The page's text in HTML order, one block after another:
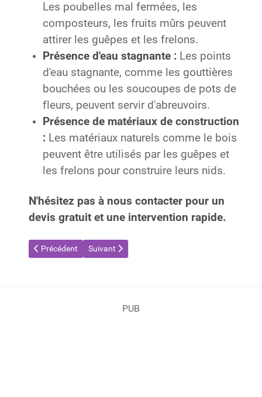
Les poubelles mal fermées, les
composteurs, les fruits mûrs peuvent
attirer les guêpes et les frelons.
Présence d'eau stagnante : Les points
d'eau stagnante, comme les gouttières
bouchées ou les soucoupes de pots de
fleurs, peuvent servir d'abreuvoirs.
Présence de matériaux de construction
: Les matériaux naturels comme le bois
peuvent être utilisés par les guêpes et
les frelons pour construire leurs nids.
N'hésitez pas à nous contacter pour un
devis gratuit et une intervention rapide.
Article précédent : Destruction de nids de guêpes et de frelons
Précédent Article suivant : Destruction de nids de guêpes
Suivant
PUB